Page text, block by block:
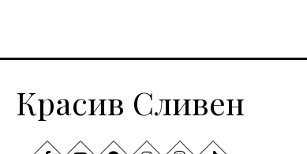
Красив Сливен